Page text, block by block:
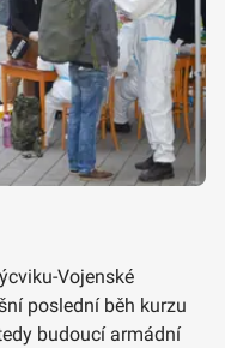
Vojenské
poslední běh kurzu
budoucí armádní